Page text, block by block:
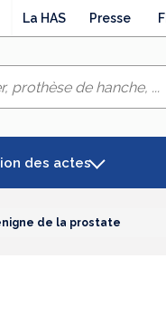
La HAS Presse
des actes
de la prostate